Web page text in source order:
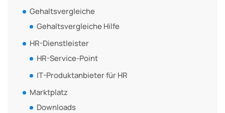
Gehaltsvergleiche
Gehaltsvergleiche Hilfe
HR-Dienstleister
HR-Service-Point
IT-Produktanbieter für HR
Marktplatz
Downloads